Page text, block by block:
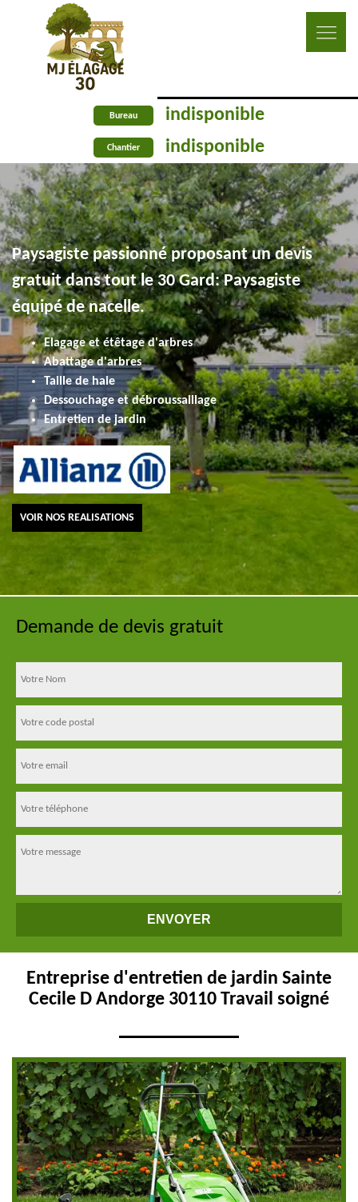
Bureau indisponible
Chantier indisponible
Paysagiste passionné proposant un devis
gratuit dans tout le 30 Gard: Paysagiste
équipé de nacelle.
Elagage et étêtage d'arbres
Abattage d'arbres
Taille de haie
Dessouchage et débroussaillage
Entretien de jardin
VOIR NOS REALISATIONS
Demande de devis gratuit
Entreprise d'entretien de jardin Sainte
Cecile D Andorge 30110 Travail soigné